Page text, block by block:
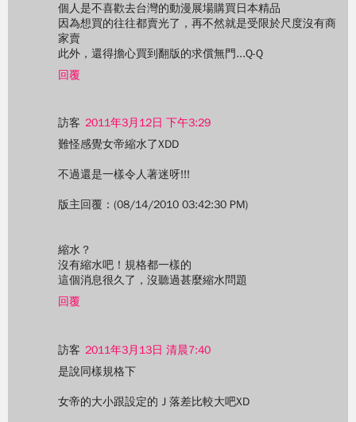
個人是不喜歡去台灣的動漫展場購買日本精品
因為想買的往往都賣光了，再不然就是受限於尺度沒有商
家賣
此外，還得擔心買到翻版的求償無門...Q-Q
回覆
訪客 2011年3月12日 下午3:29
難怪感覺女帝縮水了XDD
不過還是一樣令人著迷呀!!!
版主回覆：(08/14/2010 03:42:30 PM)
縮水？
沒有縮水吧！規格都一樣的
這個消息很久了，沒聽過甚麼縮水問題
回覆
訪客 2011年3月13日 清晨7:40
是說同樣規格下
女帝的大小跟設定的Ｊ落差比較大吧XD